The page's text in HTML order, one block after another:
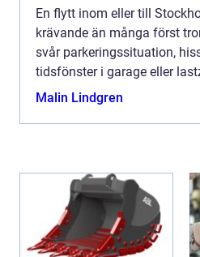
En flytt inom eller till
krävande än många först
svår parkeringssituation,
tidsfönster i garage eller
Malin Lindgren